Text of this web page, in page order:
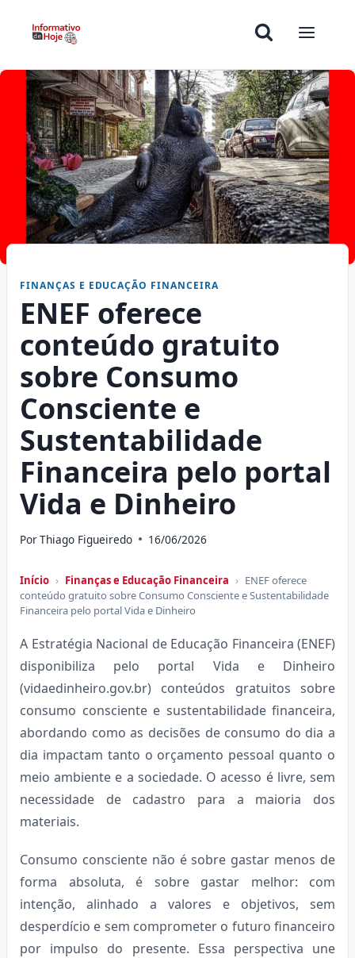
FINANÇAS E EDUCAÇÃO FINANCEIRA
ENEF oferece
conteúdo gratuito
sobre Consumo
Consciente e
Sustentabilidade
Financeira pelo portal
Vida e Dinheiro
PorThiago Figueiredo 16/06/2026
Início › Finanças e Educação Financeira › ENEF oferece
conteúdo gratuito sobre Consumo Consciente e Sustentabilidade
Financeira pelo portal Vida e Dinheiro
A Estratégia Nacional de Educação Financeira (ENEF)
disponibiliza pelo portal Vida e Dinheiro
(vidaedinheiro.gov.br) conteúdos gratuitos sobre
consumo consciente e sustentabilidade financeira,
abordando como as decisões de consumo do dia a
dia impactam tanto o orçamento pessoal quanto o
meio ambiente e a sociedade. O acesso é livre, sem
necessidade de cadastro para a maioria dos
materiais.
Consumo consciente não é sobre gastar menos de
forma absoluta, é sobre gastar melhor: com
intenção, alinhado a valores e objetivos, sem
desperdício e sem comprometer o futuro financeiro
por impulso do presente. Essa perspectiva une